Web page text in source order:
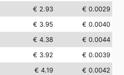
€ 2.93
€ 0.0029
€ 3.95
€ 0.0040
€ 4.38
€ 0.0044
€ 3.92
€ 0.0039
€ 4.19
€ 0.0042